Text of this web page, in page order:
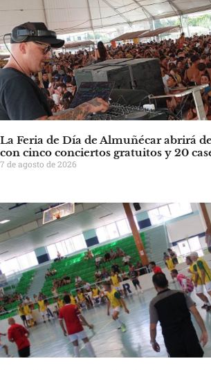
La Feria de Día de Almuñécar abrirá
con cinco conciertos gratuitos y 20
7 de agosto de 2026